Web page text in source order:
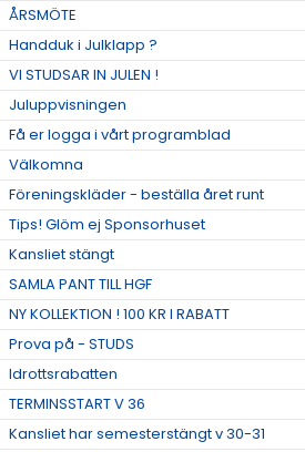
ÅRSMÖTE
Handduk i Julklapp ?
VI STUDSAR IN JULEN !
Juluppvisningen
Få er logga i vårt programblad
Välkomna
Föreningskläder - beställa året runt
Tips! Glöm ej Sponsorhuset
Kansliet stängt
SAMLA PANT TILL HGF
NY KOLLEKTION ! 100 KR I RABATT
Prova på - STUDS
Idrottsrabatten
TERMINSSTART V 36
Kansliet har semesterstängt v 30-31